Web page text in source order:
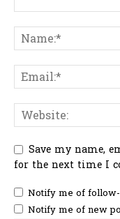
Save my name,
for the next time I
Notify me of
Notify me of new